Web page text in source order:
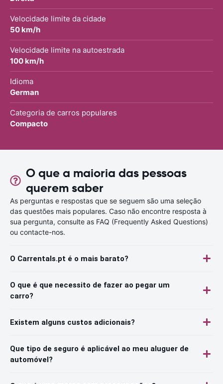
Velocidade limite da cidade
50 km/h
Velocidade limite na autoestrada
100 km/h
Idioma
German
Categoria de carros populares
Compacto
O que a maioria das pessoas
querem saber
As perguntas e respostas que se seguem são uma seleção
das questões mais populares. Caso não encontre resposta à
sua pergunta, consulte as FAQ (Frequently Asked Questions)
ou contacte-nos.
O Carrentals.pt é o mais barato?
O que é que necessito de fazer ao pegar um
carro?
Existem alguns custos adicionais?
Que tipo de seguro é aplicável ao meu aluguer de
automóvel?